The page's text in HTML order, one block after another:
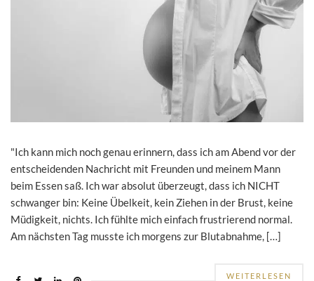
"Ich kann mich noch genau erinnern, dass ich am Abend vor der
entscheidenden Nachricht mit Freunden und meinem Mann
beim Essen saß. Ich war absolut überzeugt, dass ich NICHT
schwanger bin: Keine Übelkeit, kein Ziehen in der Brust, keine
Müdigkeit, nichts. Ich fühlte mich einfach frustrierend normal.
Am nächsten Tag musste ich morgens zur Blutabnahme, […]
WEITERLESEN